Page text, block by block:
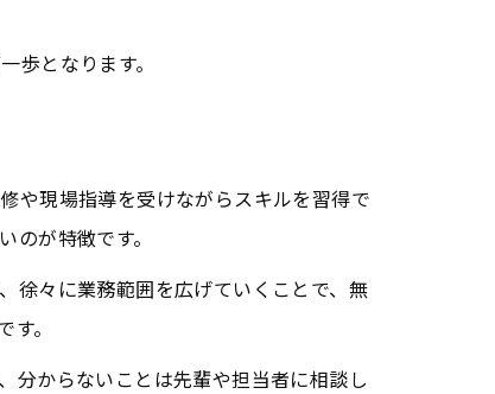
歩となります。
や現場指導を受けながらスキルを習得で
が特徴です。
徐々に業務範囲を広げていくことで、無
。
分からないことは先輩や担当者に相談し